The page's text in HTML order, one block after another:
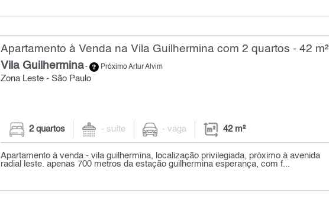
Apartamento à Venda na Vila Guilhermina com 2 quartos - 42 m²
Vila Guilhermina- Próximo Artur Alvim
Zona Leste - São Paulo
2 quartos - suíte - vaga 42 m²
Apartamento à venda - vila guilhermina, localização privilegiada, próximo à avenida
radial leste. apenas 700 metros da estação guilhermina esperança, com f...